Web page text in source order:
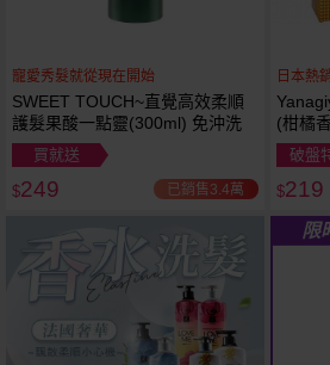
寵愛秀髮就從現在開始
SWEET TOUCH~直覺高效柔順
護髮果酸一點靈(300ml) 免沖洗
買就送
$249 已銷售3.4萬
日本熱
(柑橘
破盤
$219
限